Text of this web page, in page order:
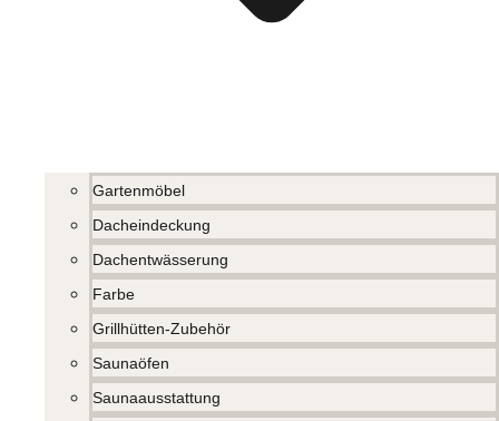
Gartenmöbel
Dacheindeckung
Dachentwässerung
Farbe
Grillhütten-Zubehör
Saunaöfen
Saunaausstattung